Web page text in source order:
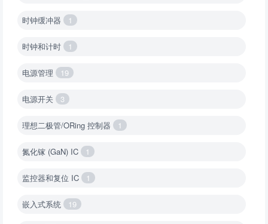
时钟缓冲器 1
时钟和计时 1
电源管理 19
电源开关 3
理想二极管/ORing 控制器 1
氮化镓 (GaN) IC 1
监控器和复位 IC 1
嵌入式系统 19